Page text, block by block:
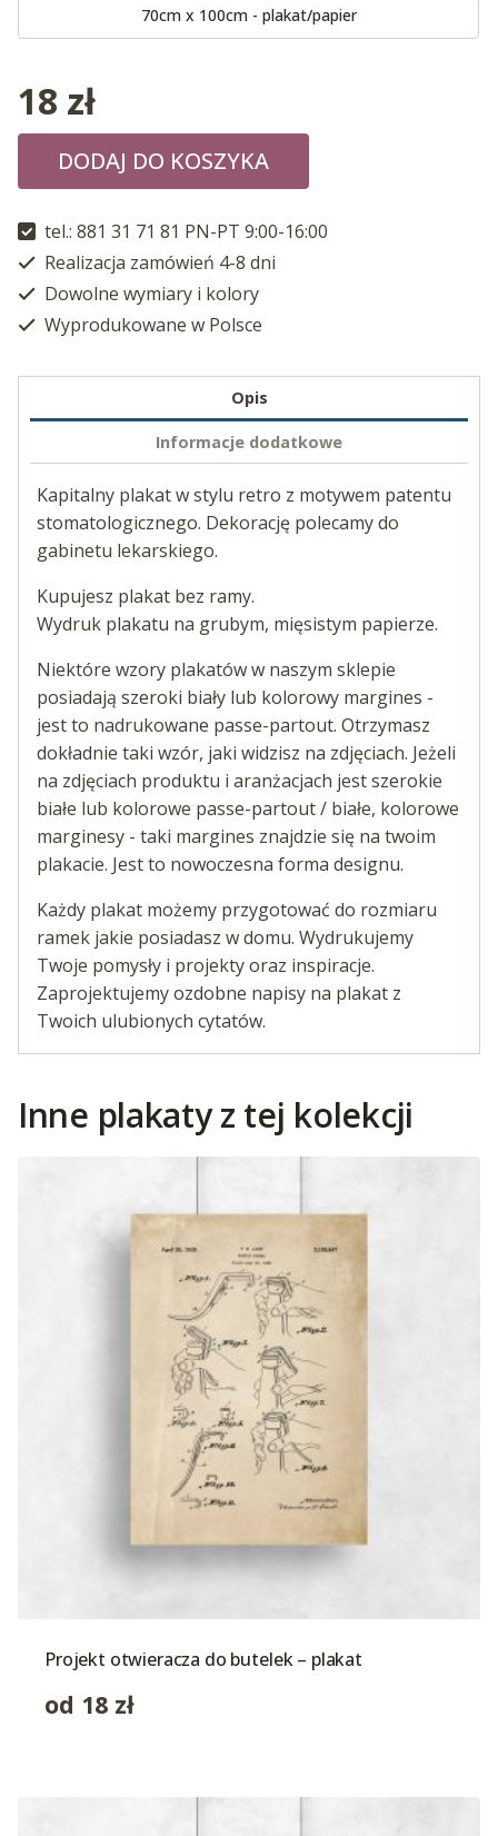
70cm x 100cm - plakat/papier
18 zł
DODAJ DO KOSZYKA
tel.: 881 31 71 81 PN-PT 9:00-16:00
Realizacja zamówień 4-8 dni
Dowolne wymiary i kolory
Wyprodukowane w Polsce
Opis
Informacje dodatkowe
Kapitalny plakat w stylu retro z motywem patentu
stomatologicznego. Dekorację polecamy do
gabinetu lekarskiego.
Kupujesz plakat bez ramy.
Wydruk plakatu na grubym, mięsistym papierze.
Niektóre wzory plakatów w naszym sklepie
posiadają szeroki biały lub kolorowy margines -
jest to nadrukowane passe-partout. Otrzymasz
dokładnie taki wzór, jaki widzisz na zdjęciach. Jeżeli
na zdjęciach produktu i aranżacjach jest szerokie
białe lub kolorowe passe-partout / białe, kolorowe
marginesy - taki margines znajdzie się na twoim
plakacie. Jest to nowoczesna forma designu.
Każdy plakat możemy przygotować do rozmiaru
ramek jakie posiadasz w domu. Wydrukujemy
Twoje pomysły i projekty oraz inspiracje.
Zaprojektujemy ozdobne napisy na plakat z
Twoich ulubionych cytatów.
Inne plakaty z tej kolekcji
Projekt otwieracza do butelek – plakat
od 18 zł